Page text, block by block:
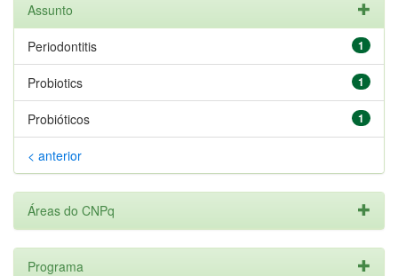
Assunto
1
Periodontitis
1
Probiotics
1
Probióticos
< anterior
Áreas do CNPq
Programa